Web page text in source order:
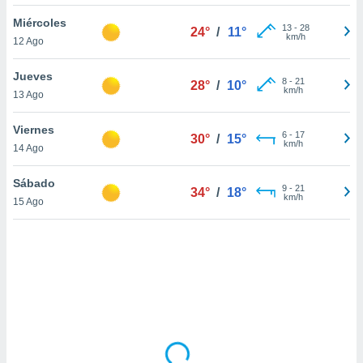
sitio
En
sean
el sitio
ni para
o
Miércoles
12 Ago
24° / 11° 13- 28
km/h
Jueves
13 Ago
28° / 10° 8- 21
km/h
Viernes
14 Ago
30° / 15° 6- 17
km/h
Sábado
15 Ago
34° / 18° 9- 21
km/h